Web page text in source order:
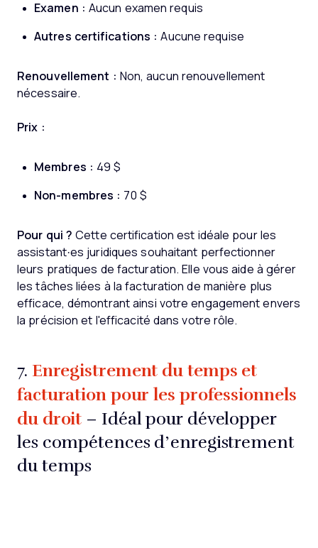
Examen : Aucun examen requis
Autres certifications : Aucune requise
Renouvellement : Non, aucun renouvellement
nécessaire.
Prix :
Membres : 49 $
Non-membres : 70 $
Pour qui ? Cette certification est idéale pour les
assistant·es juridiques souhaitant perfectionner
leurs pratiques de facturation. Elle vous aide à gérer
les tâches liées à la facturation de manière plus
efficace, démontrant ainsi votre engagement envers
la précision et l'efficacité dans votre rôle.
7. Enregistrement du temps et
facturation pour les professionnels
du droit – Idéal pour développer
les compétences d’enregistrement
du temps